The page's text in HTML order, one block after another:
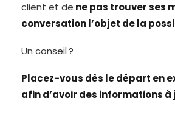
client et de ne pas trouver ses
conversation l’objet de la
Un conseil ?
Placez-vous dès le départ en
afin d’avoir des informations à